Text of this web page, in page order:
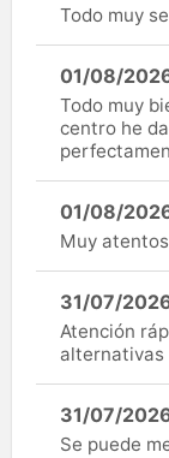
Todo muy
01/08/
Todo muy
centro he
01/08/
Muy atentos
31/07/
Atención
alternativas
31/07/
Se puede